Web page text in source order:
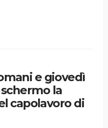
e giovedì
la
capolavoro di